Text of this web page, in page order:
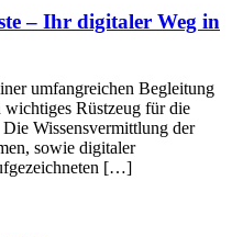
– Ihr digitaler Weg in
umfangreichen Begleitung
wichtiges Rüstzeug für die
Wissensvermittlung der
sowie digitaler
[…]